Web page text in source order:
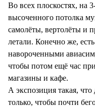
Во всех плоскостях, на
высоченного потолка
самолёты, вертолёты и
летали. Конечно же,
навороченными
чтобы потом ещё час
магазины и кафе.
А экспозиция такая, что
только, чтобы почти